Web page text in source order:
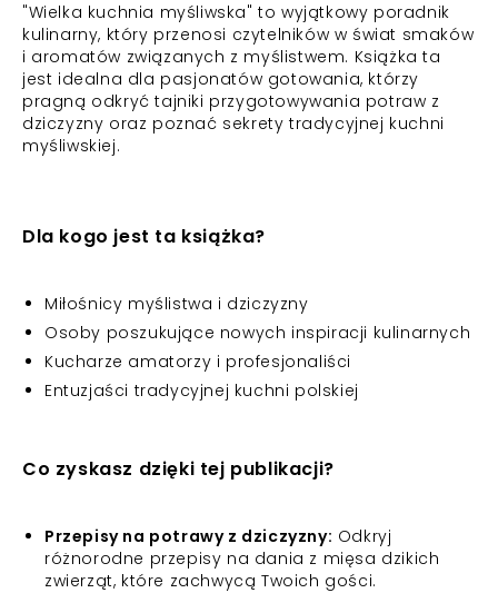
"Wielka kuchnia myśliwska" to wyjątkowy poradnik
kulinarny, który przenosi czytelników w świat smaków
i aromatów związanych z myślistwem. Książka ta
jest idealna dla pasjonatów gotowania, którzy
pragną odkryć tajniki przygotowywania potraw z
dziczyzny oraz poznać sekrety tradycyjnej kuchni
myśliwskiej.
Dla kogo jest ta książka?
Miłośnicy myślistwa i dziczyzny
Osoby poszukujące nowych inspiracji kulinarnych
Kucharze amatorzy i profesjonaliści
Entuzjaści tradycyjnej kuchni polskiej
Co zyskasz dzięki tej publikacji?
Przepisy na potrawy z dziczyzny: Odkryj
różnorodne przepisy na dania z mięsa dzikich
zwierząt, które zachwycą Twoich gości.